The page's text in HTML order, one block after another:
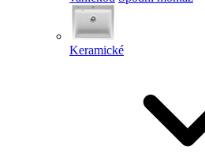
Keramické